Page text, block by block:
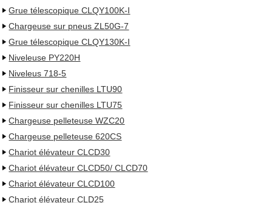
Grue télescopique CLQY100K-I
Chargeuse sur pneus ZL50G-7
Grue télescopique CLQY130K-I
Niveleuse PY220H
Niveleus 718-5
Finisseur sur chenilles LTU90
Finisseur sur chenilles LTU75
Chargeuse pelleteuse WZC20
Chargeuse pelleteuse 620CS
Chariot élévateur CLCD30
Chariot élévateur CLCD50/ CLCD70
Chariot élévateur CLCD100
Chariot élévateur CLD25